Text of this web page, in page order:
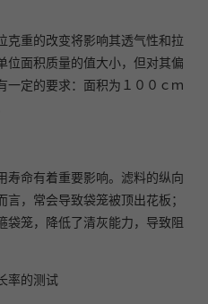
克重的改变将影响其透气性和拉
位面积质量的值大小，但对其偏
一定的要求：面积为１００ｃｍ
寿命有着重要影响。滤料的纵向
，常会导致袋笼被顶出花板；
袋笼，降低了清灰能力，导致阻
率的测试